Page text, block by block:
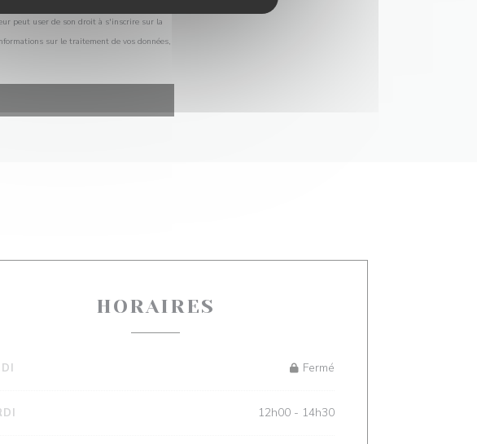
peut user de son droit à s'inscrire sur la
sur le traitement de vos données,
HORAIRES
Fermé
12h00 - 14h30